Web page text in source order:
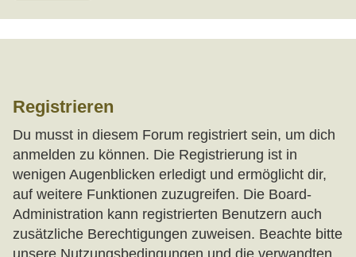
Registrieren
Du musst in diesem Forum registriert sein, um dich
anmelden zu können. Die Registrierung ist in
wenigen Augenblicken erledigt und ermöglicht dir,
auf weitere Funktionen zuzugreifen. Die Board-
Administration kann registrierten Benutzern auch
zusätzliche Berechtigungen zuweisen. Beachte bitte